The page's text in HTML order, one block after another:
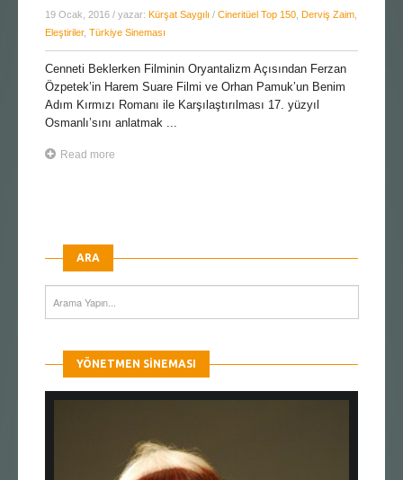
19 Ocak, 2016 / yazar: Kürşat Saygılı / Cineritüel Top 150 Derviş Zaim
Eleştiriler, Türkiye Sineması
Cenneti Beklerken Filminin Oryantalizm Açısından Ferzan
Özpetek’in Harem Suare Filmi ve Orhan Pamuk’un Benim
Adım Kırmızı Romanı ile Karşılaştırılması 17. yüzyıl
Osmanlı’sını anlatmak ...
Read more
ARA
YÖNETMEN SINEMASI